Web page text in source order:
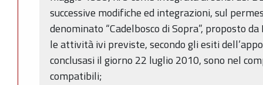
successive modifiche ed integrazioni, sul
denominato “Cadelbosco di Sopra”, proposto
le attività ivi previste, secondo gli esiti
conclusasi il giorno 22 luglio 2010, sono nel
compatibili;